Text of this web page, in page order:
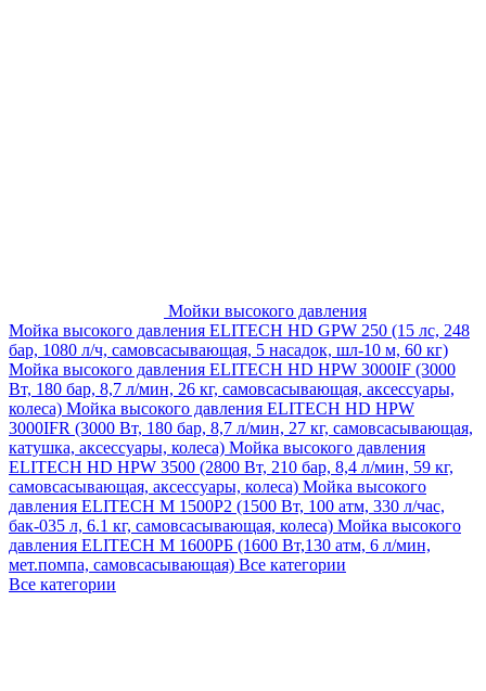
Мойки высокого давления
Мойка высокого давления ELITECH HD GPW 250 (15 лс, 248
бар, 1080 л/ч, самовсасывающая, 5 насадок, шл-10 м, 60 кг)
Мойка высокого давления ELITECH HD HPW 3000IF (3000
Вт, 180 бар, 8,7 л/мин, 26 кг, самовсасывающая, аксессуары,
колеса) Мойка высокого давления ELITECH HD HPW
3000IFR (3000 Вт, 180 бар, 8,7 л/мин, 27 кг, самовсасывающая,
катушка, аксессуары, колеса) Мойка высокого давления
ELITECH HD HPW 3500 (2800 Вт, 210 бар, 8,4 л/мин, 59 кг,
самовсасывающая, аксессуары, колеса) Мойка высокого
давления ELITECH M 1500P2 (1500 Вт, 100 атм, 330 л/час,
бак-035 л, 6.1 кг, самовсасывающая, колеса) Мойка высокого
давления ELITECH М 1600РБ (1600 Вт,130 атм, 6 л/мин,
мет.помпа, самовсасывающая) Все категории
Все категории